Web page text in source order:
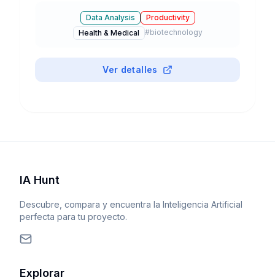
Data Analysis
Productivity
Health & Medical
#biotechnology
Ver detalles
IA Hunt
Descubre, compara y encuentra la Inteligencia Artificial
perfecta para tu proyecto.
Explorar